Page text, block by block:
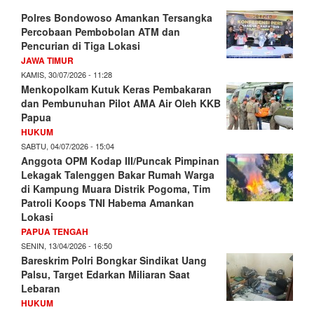
Polres Bondowoso Amankan Tersangka
Percobaan Pembobolan ATM dan
Pencurian di Tiga Lokasi
JAWA TIMUR
KAMIS, 30/07/2026 - 11:28
Menkopolkam Kutuk Keras Pembakaran
dan Pembunuhan Pilot AMA Air Oleh KKB
Papua
HUKUM
SABTU, 04/07/2026 - 15:04
Anggota OPM Kodap III/Puncak Pimpinan
Lekagak Talenggen Bakar Rumah Warga
di Kampung Muara Distrik Pogoma, Tim
Patroli Koops TNI Habema Amankan
Lokasi
PAPUA TENGAH
SENIN, 13/04/2026 - 16:50
Bareskrim Polri Bongkar Sindikat Uang
Palsu, Target Edarkan Miliaran Saat
Lebaran
HUKUM